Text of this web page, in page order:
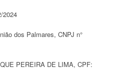
2024
dos Palmares, CNPJ n°
PEREIRA DE LIMA, CPF: